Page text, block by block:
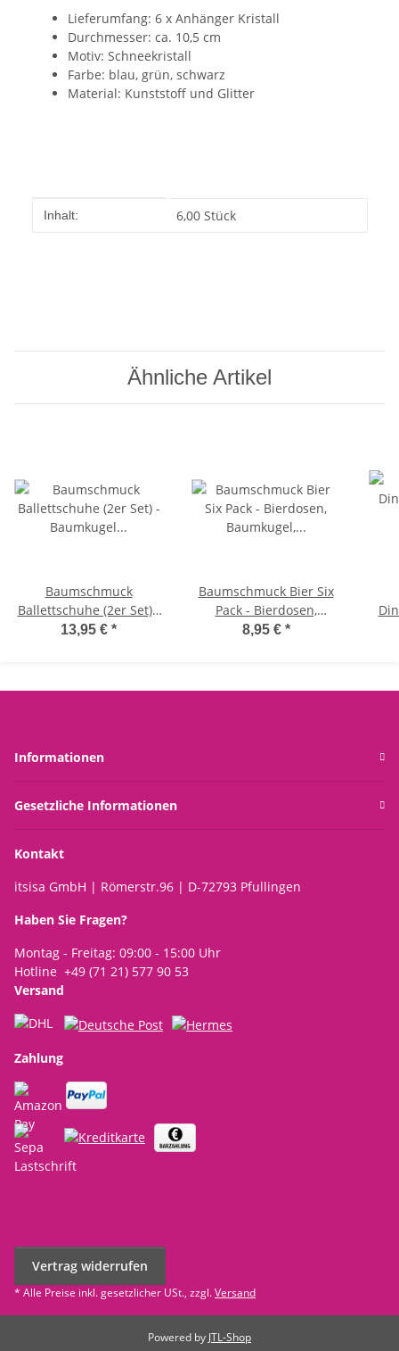
Lieferumfang: 6 x Anhänger Kristall
Durchmesser: ca. 10,5 cm
Motiv: Schneekristall
Farbe: blau, grün, schwarz
Material: Kunststoff und Glitter
Produkteigenschaft
Wert
Inhalt: 6,00 Stück
Ähnliche Artikel
Baumschmuck
Ballettschuhe (2er Set) -
Baumkugel Ballerina,
13,95 € *
Baumschmuck Bier Six
Pack - Bierdosen,
Baumkugel,
8,95 € *
Informationen
Gesetzliche Informationen
Kontakt
itsisa GmbH | Römerstr.96 | D-72793 Pfullingen
Haben Sie Fragen?
Montag - Freitag: 09:00 - 15:00 Uhr
Hotline +49 (71 21) 577 90 53
Versand
Zahlung
Vertrag widerrufen
* Alle Preise inkl. gesetzlicher USt., zzgl.Versand
Powered by JTL-Shop